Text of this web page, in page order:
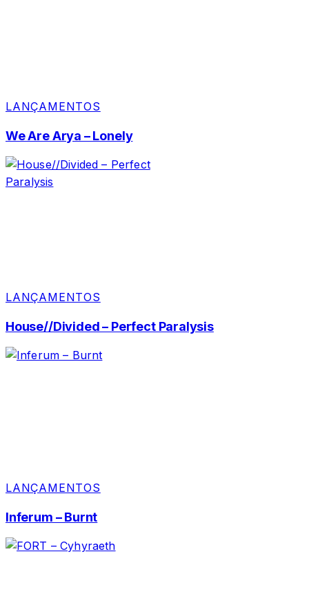
LANÇAMENTOS
We Are Arya – Lonely
LANÇAMENTOS
House//Divided – Perfect Paralysis
LANÇAMENTOS
Inferum – Burnt